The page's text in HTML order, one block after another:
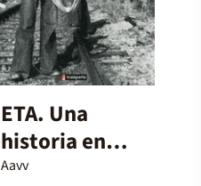
ETA. Una
historia en
imágenes
Aavv